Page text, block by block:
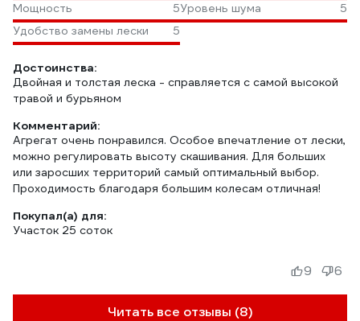
Мощность
5Уровень шума
5
Удобство замены лески
5
Достоинства:
Двойная и толстая леска - справляется с самой высокой
травой и бурьяном
Комментарий:
Агрегат очень понравился. Особое впечатление от лески,
можно регулировать высоту скашивания. Для больших
или заросших территорий самый оптимальный выбор.
Проходимость благодаря большим колесам отличная!
Покупал(а) для:
Участок 25 соток
Читать все отзывы (8)
9 6